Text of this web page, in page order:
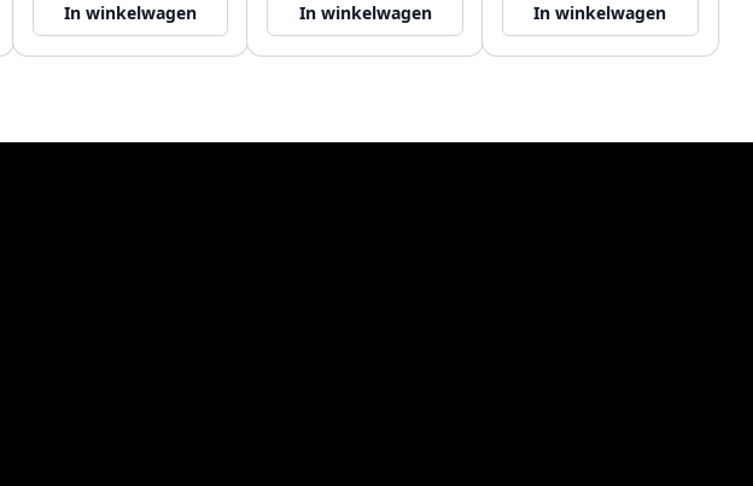
In winkelwagen In winkelwagen In winkelwagen